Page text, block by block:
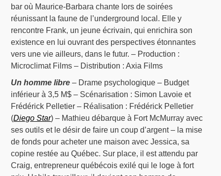
bar où Maurice-Barbara chante lors de soirées
réunissant la faune de l’underground local. Elle y
rencontre Frank, un jeune écrivain, qui enrichira son
existence en lui ouvrant des perspectives étonnantes
vers une vie ailleurs, dans le futur. – Production :
Microclimat Films – Distribution : Axia Films
Un homme libre – Drame psychologique – Budget
inférieur à 3,5 M$ – Scénarisation : Simon Lavoie et
Frédérick Pelletier – Réalisation : Frédérick Pelletier
(Diego Star) – Mathieu débarque à Fort McMurray avec
ses outils et le désir de faire un coup d’argent – la mise
de fonds pour acheter une maison avec Jessica, sa
copine restée au Québec. Sur place, il est attendu par
Craig, entrepreneur québécois exilé qui le loge à fort